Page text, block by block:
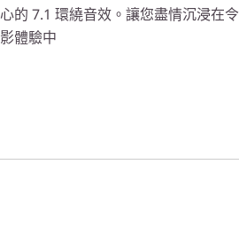
的 7.1 環繞音效。讓您盡情沉浸在令
體驗中